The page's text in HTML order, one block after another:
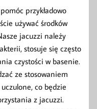
przykładowo
używać środków
jacuzzi należy
stosuje się często
czystości w basenie.
ze stosowaniem
co będzie
z jacuzzi.